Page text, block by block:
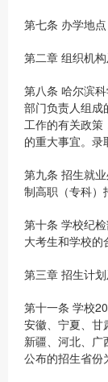
第七条 办学地
第二章 组织机
第八条 哈尔滨
部门负责人组成
工作的有关政策
的重大事宜。录
第九条 招生就
制高职（专科）
第十条 学校纪
大考生和学校的
第三章 招生计
第十一条 学校
安徽、宁夏、甘
新疆、河北、
公布的招生省份